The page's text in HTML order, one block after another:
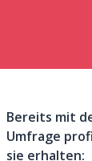
Bereits mit
Umfrage
sie erhalten: